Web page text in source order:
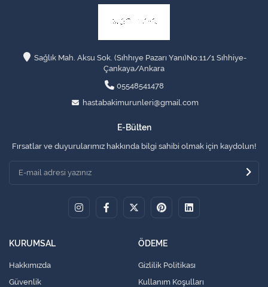
Sağlık Mah. Aksu Sok. (Sıhhıye Pazarı Yanı)No:11/1 Sıhhiye-
Çankaya/Ankara
05548541478
hastabakimurunleri@gmail.com
E-Bülten
Fırsatlar ve duyurularımız hakkında bilgi sahibi olmak için kaydolun!
KURUMSAL
Hakkımızda
Güvenlik
ÖDEME
Gizlilik Politikası
Kullanım Koşulları